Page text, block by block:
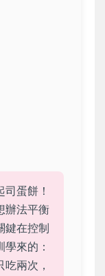
蛋餅！
辦法平衡
在控制
來的：
兩次，